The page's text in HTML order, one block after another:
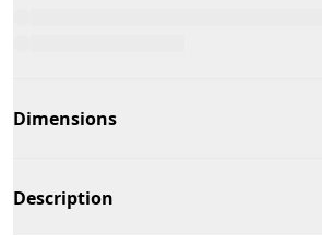
Dimensions
Description